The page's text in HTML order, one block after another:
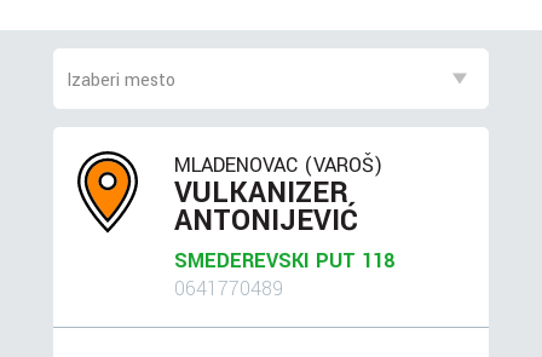
MLADENOVAC (VAROŠ)
VULKANIZER
ANTONIJEVIĆ
SMEDEREVSKI PUT 118
0641770489